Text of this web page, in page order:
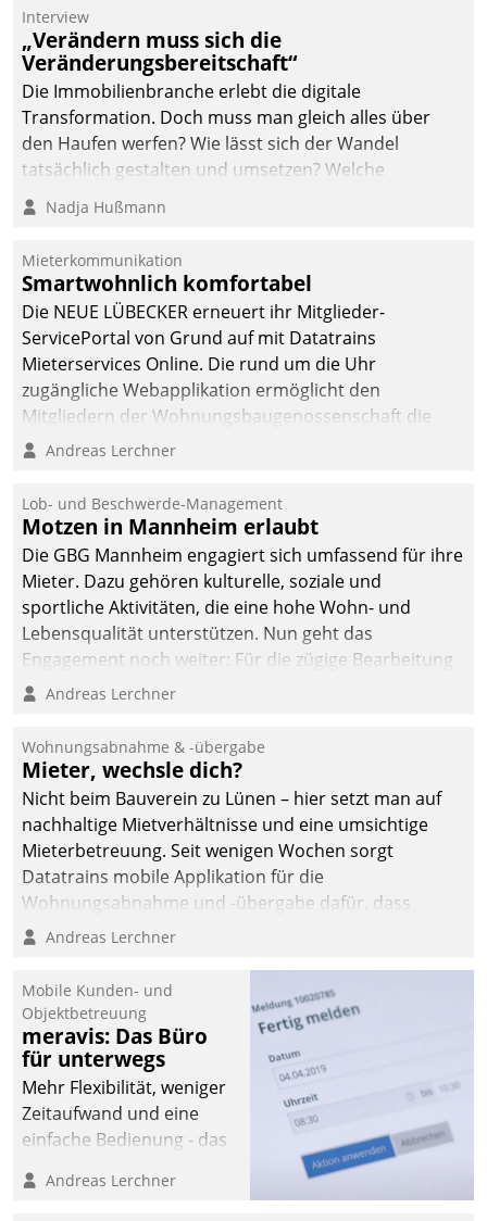
Interview
„Verändern muss sich die
Veränderungsbereitschaft“
Die Immobilienbranche erlebt die digitale
Transformation. Doch muss man gleich alles über
den Haufen werfen? Wie lässt sich der Wandel
tatsächlich gestalten und umsetzen? Welche
Argumente zählen wirklich?
Nadja Hußmann
Mieterkommunikation
Smartwohnlich komfortabel
Die NEUE LÜBECKER erneuert ihr Mitglieder-
ServicePortal von Grund auf mit Datatrains
Mieterservices Online. Die rund um die Uhr
zugängliche Webapplikation ermöglicht den
Mitgliedern der Wohnungs­bau­genossenschaft die
Kontaktaufnahme per Smartphone, Tablet oder PC.
Andreas Lerchner
Lob- und Beschwerde-Management
Motzen in Mannheim erlaubt
Die GBG Mannheim engagiert sich umfassend für ihre
Mieter. Dazu gehören kulturelle, soziale und
sportliche Aktivitäten, die eine hohe Wohn- und
Lebensqualität unterstützen. Nun geht das
Engagement noch weiter: Für die zügige Bearbeitung
von Beschwerden – oder Lob – richtet das
und Beschwerde-Management einen eigenen Kanal
ein.
Andreas Lerchner
Wohnungsabnahme & -übergabe
Mieter, wechsle dich?
Nicht beim Bauverein zu Lünen – hier setzt man auf
nachhaltige Mietverhältnisse und eine umsichtige
Mieterbetreuung. Seit wenigen Wochen sorgt
Datatrains mobile Applikation für die
Wohnungsabnahme und -übergabe dafür, dass
Mieter wohlgeordnet kommen und, so es sein muss,
Andreas Lerchner
Mobile Kunden- und
Objektbetreuung
meravis: Das Büro
für unterwegs
Mehr Flexibilität, weniger
Zeitaufwand und eine
einfache Bedienung - das
Cockpit für mobile
Andreas Lerchner